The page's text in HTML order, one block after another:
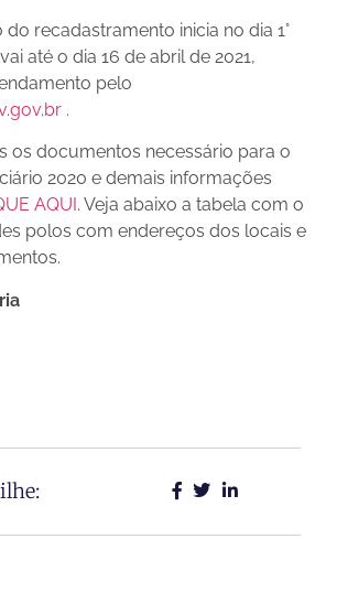
recadastramento inicia no dia 1°
até o dia 16 de abril de 2021,
pelo
.
os documentos necessário para o
2020 e demais informações
AQUI . Veja abaixo a tabela com o
polos com endereços dos locais e